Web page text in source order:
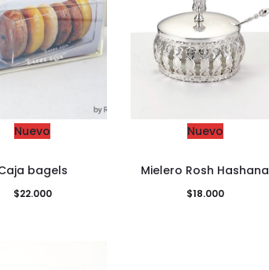
Nuevo
bagels
$22.000
Nuevo
Mielero Rosh Hashana
$18.000